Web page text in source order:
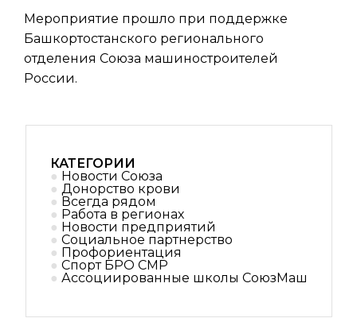
Мероприятие прошло при поддержке
Башкортостанского регионального
отделения Союза машиностроителей
России.
КАТЕГОРИИ
Новости Союза
Донорство крови
Всегда рядом
Работа в регионах
Новости предприятий
Социальное партнерствo
Профориентация
Спорт БРО СМР
Ассоциированные школы СоюзМаш